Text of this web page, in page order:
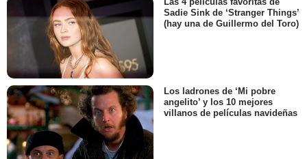
Sadie Sink de ‘Stranger Things’
(hay una de Guillermo del Toro)
Los ladrones de ‘Mi pobre
angelito’ y los 10 mejores
villanos de películas navideñas